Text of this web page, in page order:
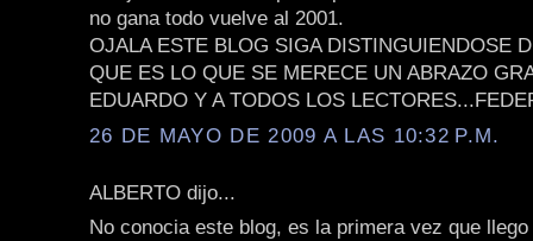
no gana todo vuelve al 2001.
OJALA ESTE BLOG SIGA DISTINGUIENDOSE
QUE ES LO QUE SE MERECE UN ABRAZO
EDUARDO Y A TODOS LOS
26 DE MAYO DE 2009 A LAS 10:32 P.M.
ALBERTO dijo...
No conocia este blog, es la primera vez que